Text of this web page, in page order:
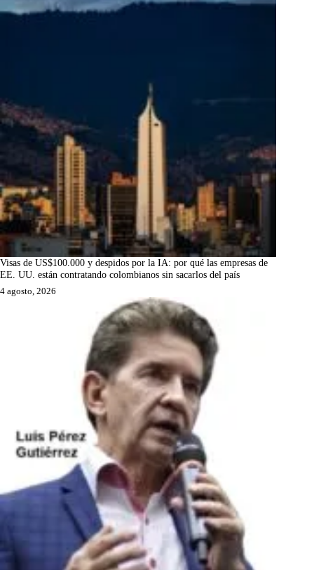
Visas de US$100.000 y despidos por la IA: por qué las empresas de
EE. UU. están contratando colombianos sin sacarlos del país
4 agosto, 2026